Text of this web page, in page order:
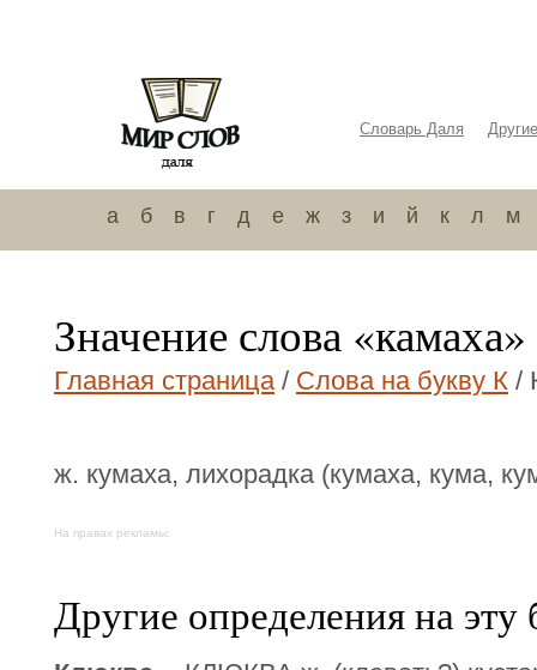
Словарь Даля
а б в г д е ж з и й к л м
Значение слова «камаха»
Главная страница/ Слова на букву К /
ж. кумаха, лихорадка (кумаха, кума,
На правах рекламы:
Другие определения на эту